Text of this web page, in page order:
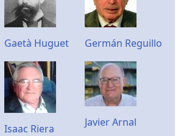
Gaetà Huguet Germán Reguillo
Isaac Riera Javier Arnal